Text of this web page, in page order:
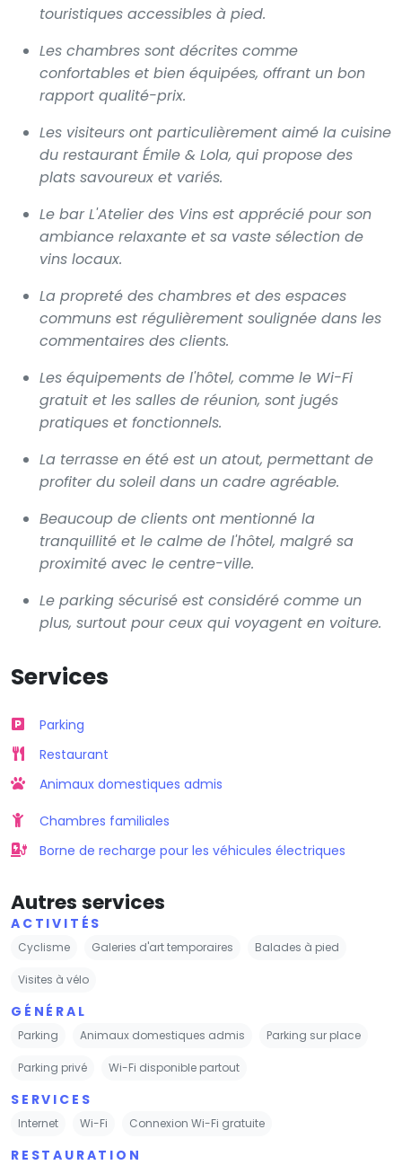
touristiques accessibles à pied.
Les chambres sont décrites comme
confortables et bien équipées, offrant un bon
rapport qualité-prix.
Les visiteurs ont particulièrement aimé la cuisine
du restaurant Émile & Lola, qui propose des
plats savoureux et variés.
Le bar L'Atelier des Vins est apprécié pour son
ambiance relaxante et sa vaste sélection de
vins locaux.
La propreté des chambres et des espaces
communs est régulièrement soulignée dans les
commentaires des clients.
Les équipements de l'hôtel, comme le Wi-Fi
gratuit et les salles de réunion, sont jugés
pratiques et fonctionnels.
La terrasse en été est un atout, permettant de
profiter du soleil dans un cadre agréable.
Beaucoup de clients ont mentionné la
tranquillité et le calme de l'hôtel, malgré sa
proximité avec le centre-ville.
Le parking sécurisé est considéré comme un
plus, surtout pour ceux qui voyagent en voiture.
Services
Parking
Restaurant
Animaux domestiques admis
Chambres familiales
Borne de recharge pour les véhicules électriques
Autres services
ACTIVITÉS
Cyclisme Galeries d'art temporaires Balades à pied
Visites à vélo
GÉNÉRAL
Parking Animaux domestiques admis Parking sur place
Parking privé Wi-Fi disponible partout
SERVICES
Internet Wi-Fi Connexion Wi-Fi gratuite
RESTAURATION